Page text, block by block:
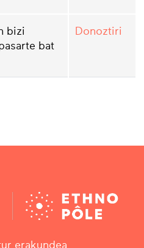
bizi
bat
Donoztiri
erakundea